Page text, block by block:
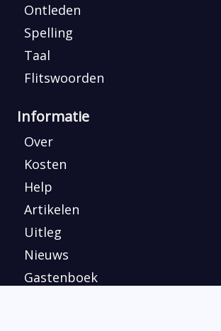
Ontleden
Spelling
Taal
Flitswoorden
Informatie
Over
Kosten
Help
Artikelen
Uitleg
Nieuws
Gastenboek